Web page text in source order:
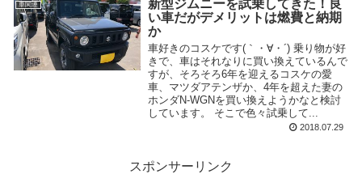
車関連
新型ジムニーを試乗してきた！良
い車だがデメリットは燃費と納期
か
車好きのコスケです(｀・∀・´) 乗り物が好
きで、車はそれなりに買い換えているんで
すが、そろそろ6年を迎えるコスケの愛
車、マツダアテンザか、4年を超えた妻の
ホンダN-WGNを買い換えようかなと検討
しています。 そこで色々試乗して...
2018.07.29
スポンサーリンク